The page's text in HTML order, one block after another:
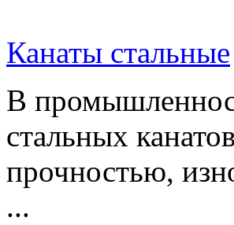
Канаты стальные
В
стальных
прочностью,
...